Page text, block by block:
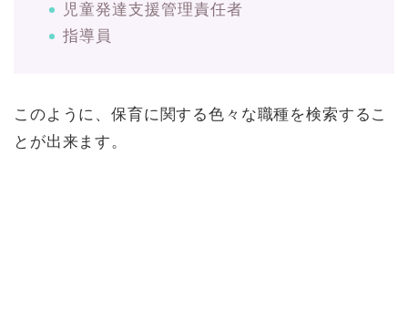
児童発達支援管理責任者
指導員
このように、保育に関する色々な職種を検索するこ
とが出来ます。